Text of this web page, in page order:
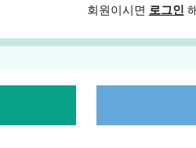
회원이시면 로그인